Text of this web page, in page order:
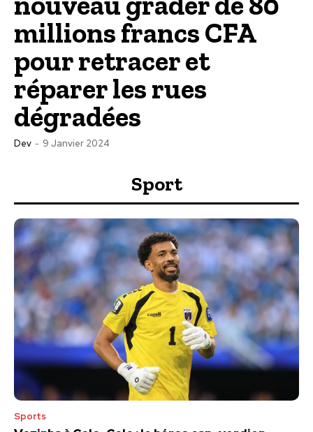
millions francs CFA
pour retracer et
réparer les rues
dégradées
Dev - 9 Janvier 2024
Sport
Sports